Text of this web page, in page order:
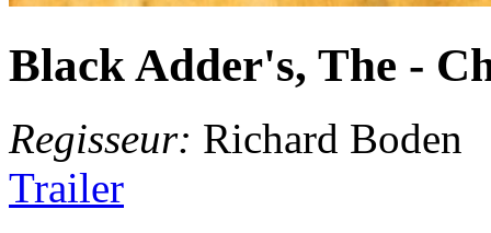
Black Adder's, The -
Regisseur: Richard Boden
Trailer